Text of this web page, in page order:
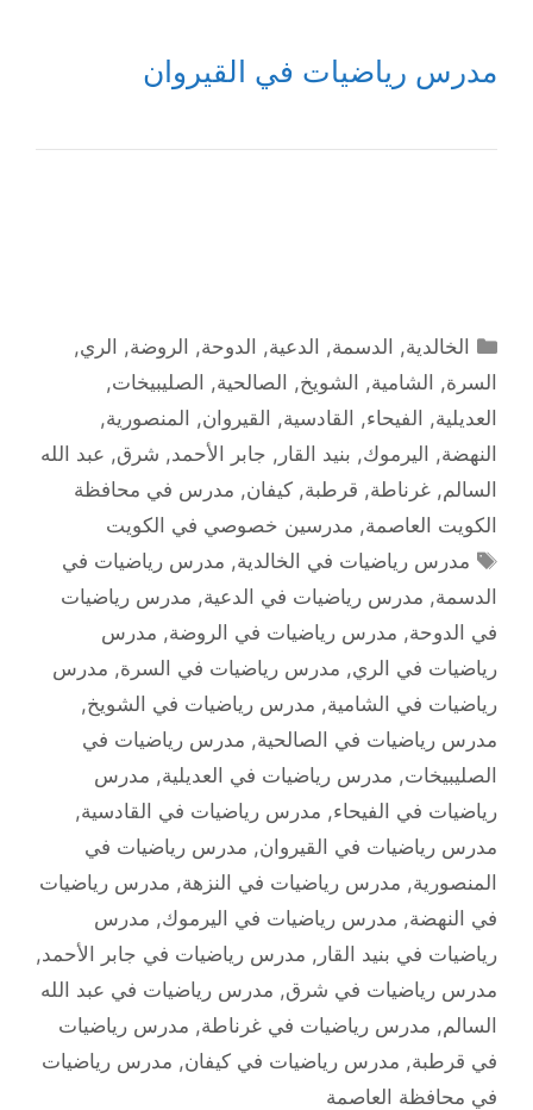
مدرس رياضيات في القيروان
التصنيفات
الخالدية, الدسمة, الدعية, الدوحة, الروضة, الري,
السرة, الشامية, الشويخ, الصالحية, الصليبيخات,
العديلية, الفيحاء, القادسية, القيروان, المنصورية,
النهضة, اليرموك, بنيد القار , جابر الأحمد, شرق, عبد الله
السالم, غرناطة, قرطبة, كيفان, مدرس في محافظة
الكويت العاصمة, مدرسين خصوصي في الكويت
الوسوم
مدرس رياضيات في الخالدية, مدرس رياضيات في
الدسمة, مدرس رياضيات في الدعية, مدرس رياضيات
في الدوحة, مدرس رياضيات في الروضة, مدرس
رياضيات في الري, مدرس رياضيات في السرة, مدرس
رياضيات في الشامية, مدرس رياضيات في الشويخ,
مدرس رياضيات في الصالحية, مدرس رياضيات في
الصليبيخات, مدرس رياضيات في العديلية, مدرس
رياضيات في الفيحاء, مدرس رياضيات في القادسية,
مدرس رياضيات في القيروان, مدرس رياضيات في
المنصورية, مدرس رياضيات في النزهة, مدرس رياضيات
في النهضة, مدرس رياضيات في اليرموك, مدرس
رياضيات في بنيد القار , مدرس رياضيات في جابر الأحمد,
مدرس رياضيات في شرق, مدرس رياضيات في عبد الله
السالم, مدرس رياضيات في غرناطة, مدرس رياضيات
في قرطبة, مدرس رياضيات في كيفان, مدرس رياضيات
في محافظة العاصمة